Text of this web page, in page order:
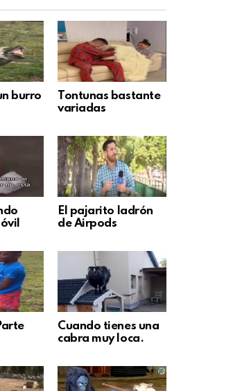
burro
Tontunas bastante
variadas
El pajarito ladrón
de Airpods
Cuando tienes una
cabra muy loca.